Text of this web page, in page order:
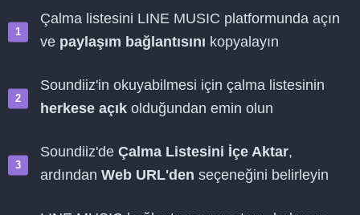
Çalma listesini LINE MUSIC platformunda açın
ve paylaşım bağlantısını kopyalayın
Soundiiz'in okuyabilmesi için çalma listesinin
herkese açık olduğundan emin olun
Soundiiz'de Çalma Listesini İçe Aktar,
ardından Web URL'den seçeneğini belirleyin